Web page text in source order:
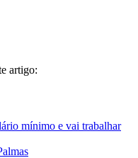
artigo:
mínimo e vai trabalhar